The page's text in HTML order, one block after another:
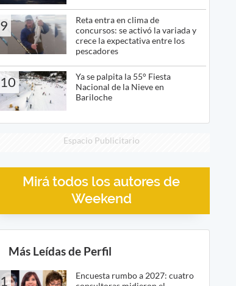
9
Reta entra en clima de
concursos: se activó la variada y
crece la expectativa entre los
pescadores
10
Ya se palpita la 55° Fiesta
Nacional de la Nieve en
Bariloche
Espacio Publicitario
Mirá todos los autores de
Weekend
Más Leídas de Perfil
1
Encuesta rumbo a 2027: cuatro